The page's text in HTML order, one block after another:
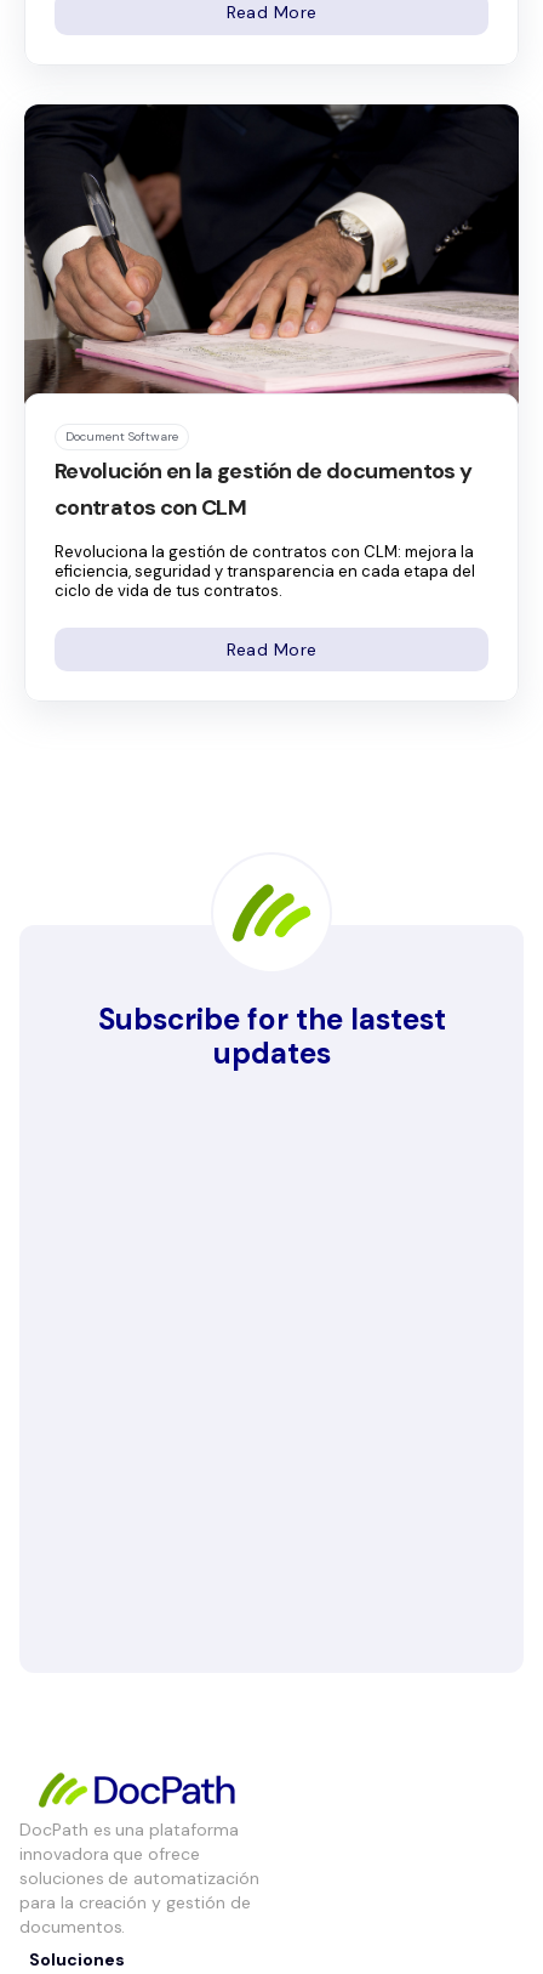
Read More
Document Software
Revolución en la gestión de documentos y
contratos con CLM
Revoluciona la gestión de contratos con CLM: mejora la
eficiencia, seguridad y transparencia en cada etapa del
ciclo de vida de tus contratos.
Read More
Subscribe for the lastest
updates
DocPath es una plataforma
innovadora que ofrece
soluciones de automatización
para la creación y gestión de
documentos.
Soluciones